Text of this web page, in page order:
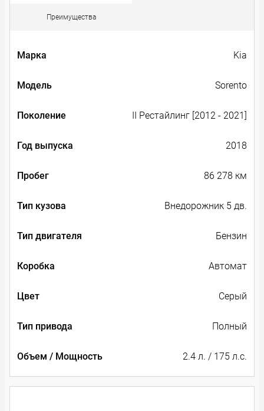
Преимущества
Марка Kia
Модель Sorento
Поколение II Рестайлинг [2012 - 2021]
Год выпуска 2018
Пробег 86 278 км
Тип кузова Внедорожник 5 дв.
Тип двигателя Бензин
Коробка Автомат
Цвет Серый
Тип привода Полный
Объем / Мощность 2.4 л. / 175 л.с.